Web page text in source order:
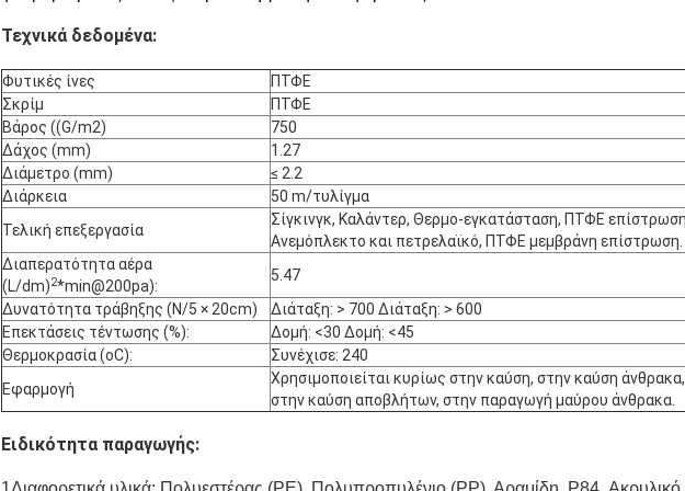
Τεχνικά δεδομένα:
Φυτικές ίνες
ΠΤΦΕ
Σκρίμ
ΠΤΦΕ
Βάρος ((G/m2)
750
Δάχος (mm)
1.27
Διάμετρο (mm)
≤ 2.2
Διάρκεια
50 m/τυλίγμα
Τελική επεξεργασία
Σίγκινγκ, Καλάντερ, Θερμο-εγκατάσταση, ΠΤΦΕ
Ανεμόπλεκτο και πετρελαϊκό, ΠΤΦΕ μεμβράνη επίστρωση.
Διαπερατότητα αέρα
(L/dm)2*min@200pa):
5.47
Δυνατότητα τράβηξης (N/5 × 20cm)
Διάταξη: > 700 Διάταξη: > 600
Επεκτάσεις τέντωσης (%):
Δομή: <30 Δομή: <45
Θερμοκρασία (oC):
Συνέχισε: 240
Εφαρμογή
Χρησιμοποιείται κυρίως στην καύση, στην καύση άνθρακα,
στην καύση αποβλήτων, στην παραγωγή μαύρου άνθρακα.
Ειδικότητα παραγωγής: